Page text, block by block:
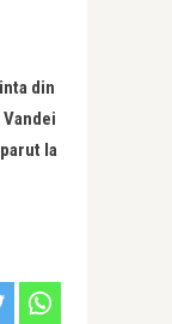
din
la